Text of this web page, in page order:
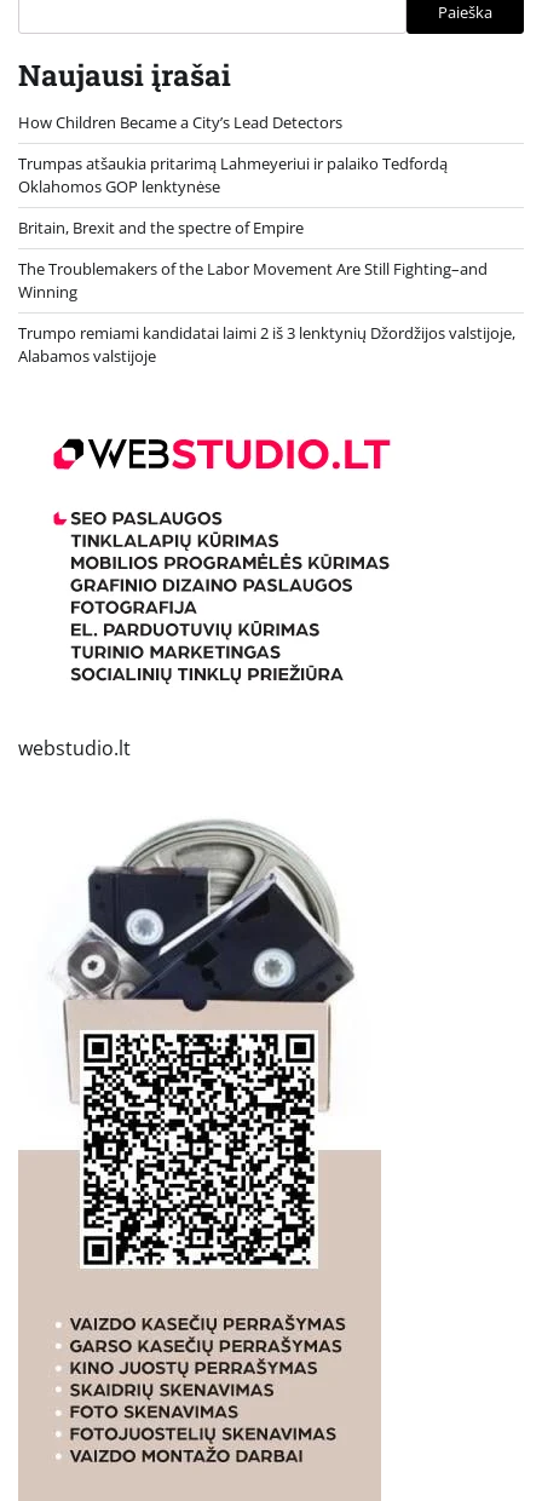
Paieška
Naujausi įrašai
How Children Became a City’s Lead Detectors
Trumpas atšaukia pritarimą Lahmeyeriui ir palaiko Tedfordą
Oklahomos GOP lenktynėse
Britain, Brexit and the spectre of Empire
The Troublemakers of the Labor Movement Are Still Fighting–and
Winning
Trumpo remiami kandidatai laimi 2 iš 3 lenktynių Džordžijos valstijoje,
Alabamos valstijoje
webstudio.lt